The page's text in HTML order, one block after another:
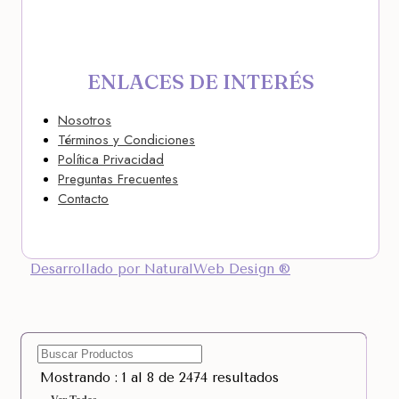
ENLACES DE INTERÉS
Nosotros
Términos y Condiciones
Política Privacidad
Preguntas Frecuentes
Contacto
Desarrollado por NaturalWeb Design ®
Mostrando : 1 al 8 de 2474 resultados